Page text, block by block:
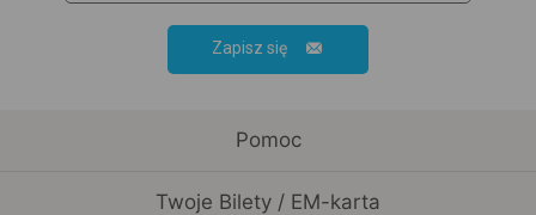
Zapisz się
Pomoc
Twoje Bilety / EM-karta